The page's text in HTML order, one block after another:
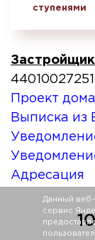
ступенями
Проект дома
Выписка из
Адресация
Данный веб-
сервис